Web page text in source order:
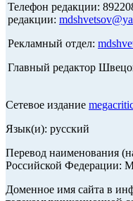
Телефон редакции:
редакции:
Рекламный отдел:
Главный редактор
Сетевое издание
Язык(и): русский
Перевод наименования
Российской Федерации:
Доменное имя сайта в